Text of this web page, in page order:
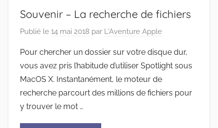
Souvenir – La recherche de fichiers
Publié le 14 mai 2018 par L'Aventure Apple
Pour chercher un dossier sur votre disque dur,
vous avez pris l’habitude d’utiliser Spotlight sous
MacOS X. Instantanément, le moteur de
recherche parcourt des millions de fichiers pour
y trouver le mot …